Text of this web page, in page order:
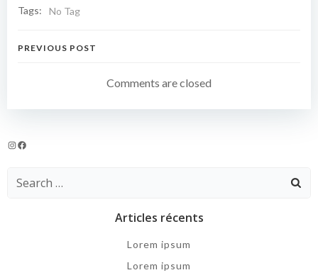
Tags:
No Tag
Navigation
l’article
PREVIOUS POST
Comments are closed
Instagram
Facebook
Search
Articles récents
Lorem ipsum
Lorem ipsum